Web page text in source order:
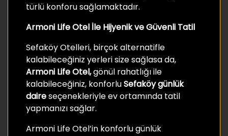
türlü konforu sağlamaktadır.
Armoni Life Otel İle Hijyenik ve Güvenli Tatil
Sefaköy Otelleri, birçok alternatifle
kalabileceğiniz yerleri size sağlasa da,
Armoni Life Otel,gönül rahatlığı ile
kalabileceğiniz, konforluSefaköy günlük
daireseçenekleriyle ev ortamında tatil
yapmanızı sağlar.
Armoni Life Otel’in konforlu günlük